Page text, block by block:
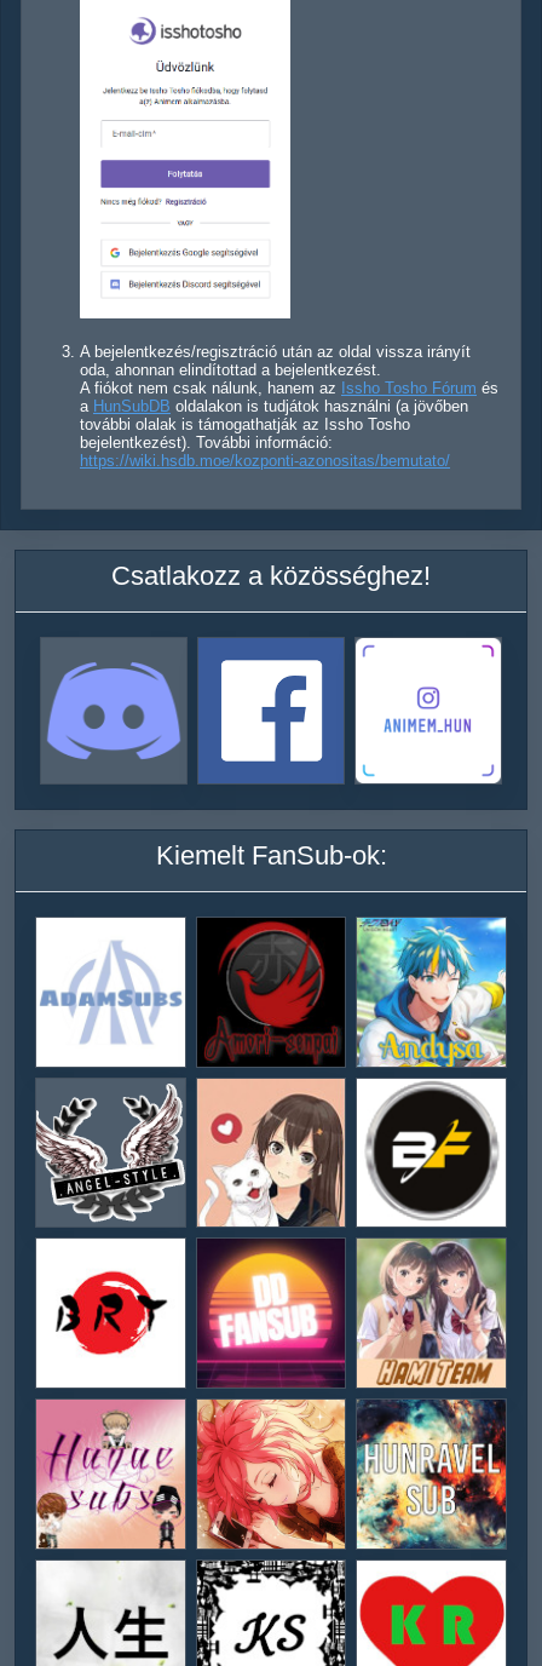
A bejelentkezés/regisztráció után az oldal vissza irányít
oda, ahonnan elindítottad a bejelentkezést.
A fiókot nem csak nálunk, hanem az Issho Tosho Fórum és
a HunSubDB oldalakon is tudjátok használni (a jövőben
további olalak is támogathatják az Issho Tosho
bejelentkezést). További információ:
https://wiki.hsdb.moe/kozponti-azonositas/bemutato/
Csatlakozz a közösséghez!
Kiemelt FanSub-ok: